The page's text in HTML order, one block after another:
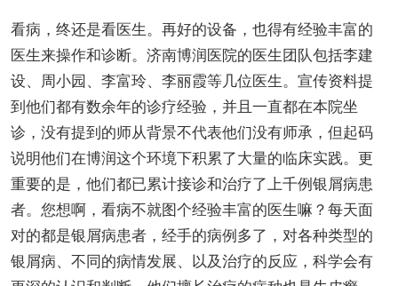
看病，终还是看医生。再好的设备，也得有经验丰富的
医生来操作和诊断。济南博润医院的医生团队包括李建
设、周小园、李富玲、李丽霞等几位医生。宣传资料提
到他们都有数余年的诊疗经验，并且一直都在本院坐
诊，没有提到的师从背景不代表他们没有师承，但起码
说明他们在博润这个环境下积累了大量的临床实践。更
重要的是，他们都已累计接诊和治疗了上千例银屑病患
者。您想啊，看病不就图个经验丰富的医生嘛？每天面
对的都是银屑病患者，经手的病例多了，对各种类型的
银屑病、不同的病情发展、以及治疗的反应，科学会有